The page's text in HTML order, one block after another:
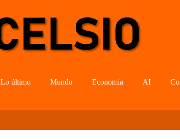
Lo último Mundo Economía AI